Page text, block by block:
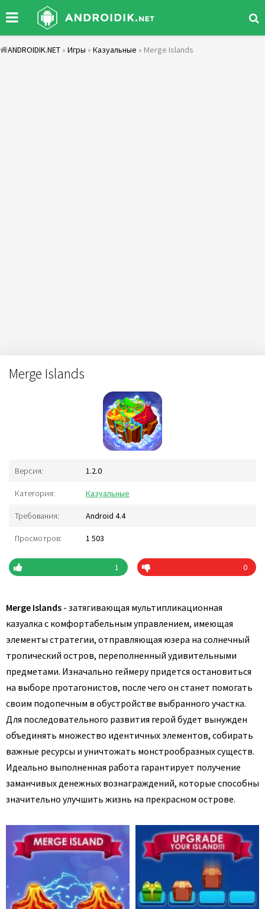
ANDROIDIK.NET » Игры » Казуальные » Merge Islands
Merge Islands
Версия: 1.2.0
Категория: Казуальные
Требования: Android 4.4
Просмотров: 1 503
1 0
Merge Islands - затягивающая мультипликационная
казуалка с комфортабельным управлением, имеющая
элементы стратегии, отправляющая юзера на солнечный
тропический остров, переполненный удивительными
предметами. Изначально геймеру придется остановиться
на выборе протагонистов, после чего он станет помогать
своим подопечным в обустройстве выбранного участка.
Для последовательного развития герой будет вынужден
объединять множество идентичных элементов, собирать
важные ресурсы и уничтожать монстрообразных существ.
Идеально выполненная работа гарантирует получение
заманчивых денежных вознаграждений, которые способны
значительно улучшить жизнь на прекрасном острове.